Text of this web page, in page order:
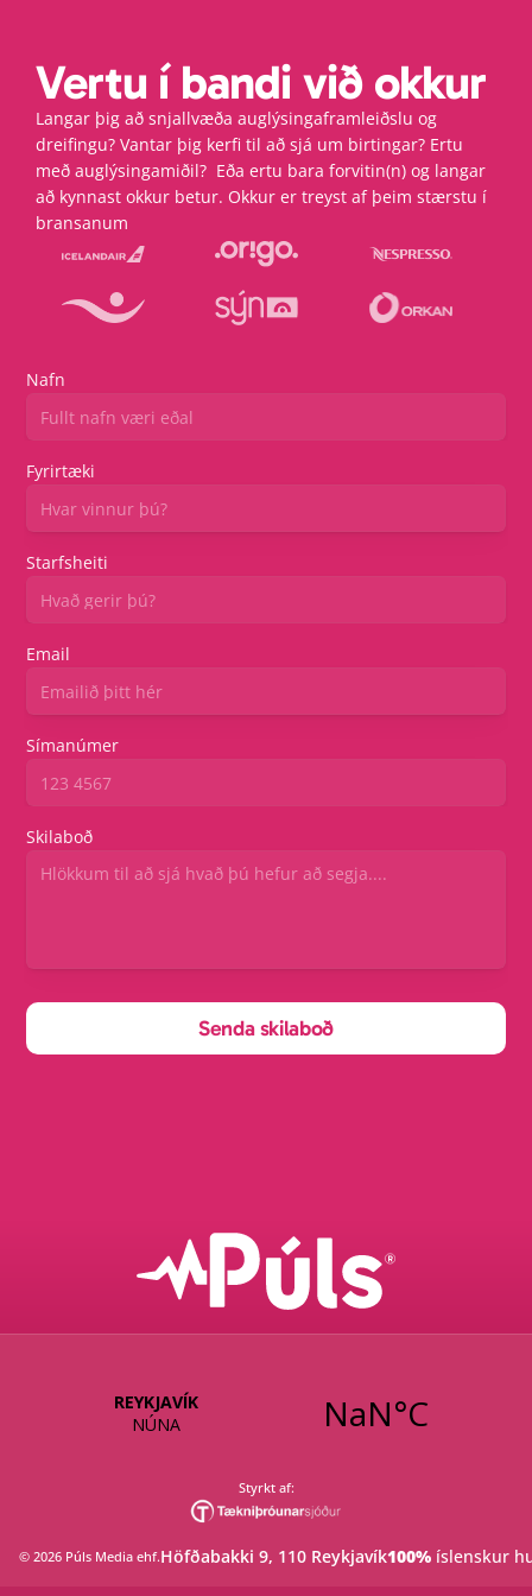
Styrkt af:
© 2026 Púls Media ehf.Höfðabakki 9, 110 Reykjavík100% íslenskur
Sjá fleiri
Vertu í bandi við okkur
Langar þig að snjallvæða auglýsingaframleiðslu og
dreifingu? Vantar þig kerfi til að sjá um birtingar? Ertu
með auglýsingamiðil?  Eða ertu bara forvitin(n) og langar
að kynnast okkur betur. Okkur er treyst af þeim stærstu í
bransanum
Nafn
Fyrirtæki
Starfsheiti
Email
Símanúmer
Skilaboð
Senda skilaboð